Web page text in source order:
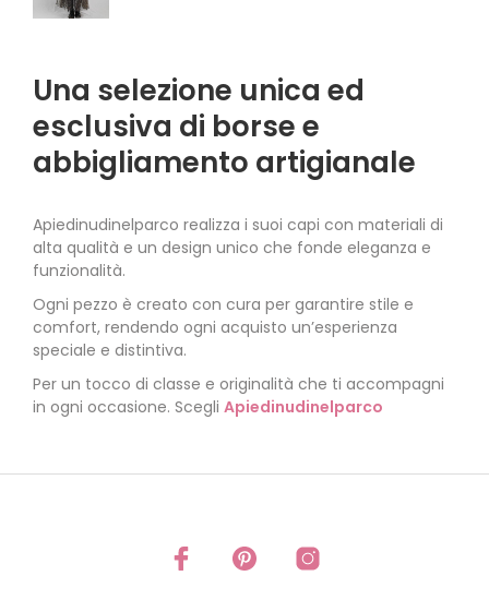
Una selezione unica ed
esclusiva di borse e
abbigliamento artigianale
Apiedinudinelparco realizza i suoi capi con materiali di
alta qualità e un design unico che fonde eleganza e
funzionalità.
Ogni pezzo è creato con cura per garantire stile e
comfort, rendendo ogni acquisto un’esperienza
speciale e distintiva.
Per un tocco di classe e originalità che ti accompagni
in ogni occasione. Scegli Apiedinudinelparco